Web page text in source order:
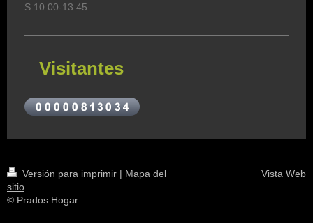
S:10:00-13.45
Visitantes
Versión para imprimir | Mapa del
sitio
© Prados Hogar
Vista Web